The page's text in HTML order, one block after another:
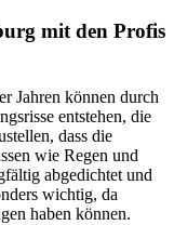
mit den Profis
Jahren können durch
entstehen, die
dass die
wie Regen und
abgedichtet und
wichtig, da
haben können.